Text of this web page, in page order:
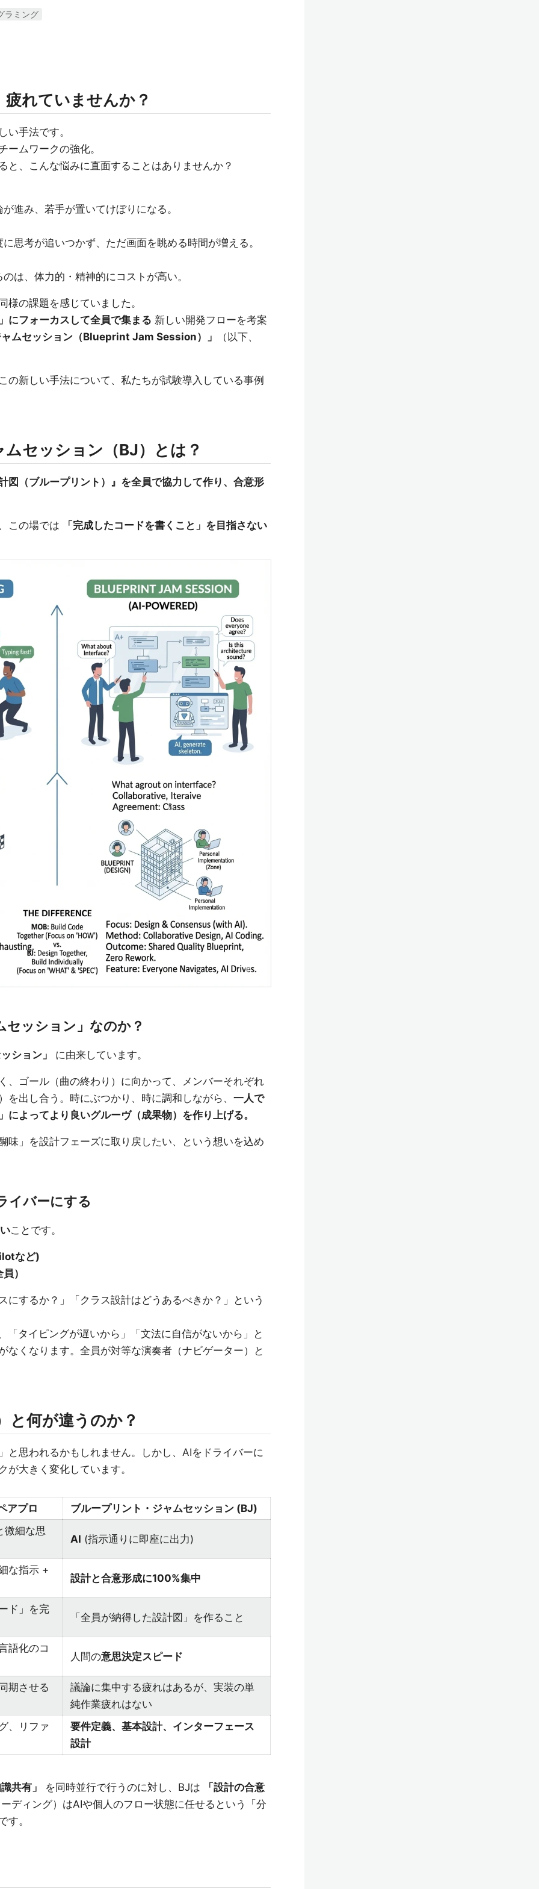
ラミング
れていませんか？
い手法です。
ームワークの強化。
と、こんな悩みに直面することはありませんか？
進み、若手が置いてけぼりになる。
思考が追いつかず、ただ画面を眺める時間が増える。
は、体力的・精神的にコストが高い。
様の課題を感じていました。
にフォーカスして全員で集まる 新しい開発フローを考案
ムセッション（Blueprint Jam Session）」
（以下、
の新しい手法について、私たちが試験導入している事例
セッション（BJ）とは？
図（ブループリント）』を全員で協力して作り、合意形
この場では 「完成したコードを書くこと」を目指さない
セッション」なのか？
ション」 に由来しています。
、ゴール（曲の終わり）に向かって、メンバーそれぞれ
を出し合う。時にぶつかり、時に調和しながら、 一人で
によってより良いグルーヴ（成果物）を作り上げる。
味」を設計フェーズに取り戻したい、という想いを込め
イバーにする
ことです。
など)
）
にするか？」「クラス設計はどうあるべきか？」という
「タイピングが遅いから」「文法に自信がないから」と
なくなります。全員が対等な演奏者（ナビゲーター）と
と何が違うのか？
と思われるかもしれません。しかし、AIをドライバーに
が大きく変化しています。
アプロ
ブループリント・ジャムセッション (BJ)
微細な思
AI (指示通りに即座に出力)
な指示 +
設計と合意形成に100%集中
ド」を完
「全員が納得した設計図」を作ること
語化のコ
人間の意思決定スピード
期させる
議論に集中する疲れはあるが、実装の単
純作業疲れはない
、リファ
要件定義、基本設計、インターフェース
設計
共有」 を同時並行で行うのに対し、BJは
「設計の合意
ディング）はAIや個人のフロー状態に任せるという「分
す。